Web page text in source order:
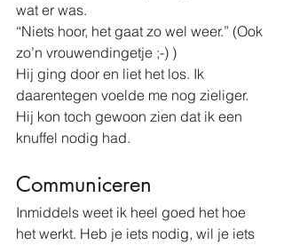
wat er was.
“Niets hoor, het gaat zo wel weer.” (Ook
zo’n vrouwendingetje ;-) )
Hij ging door en liet het los. Ik
daarentegen voelde me nog zieliger.
Hij kon toch gewoon zien dat ik een
knuffel nodig had.
Communiceren
Inmiddels weet ik heel goed het hoe
het werkt. Heb je iets nodig, wil je iets